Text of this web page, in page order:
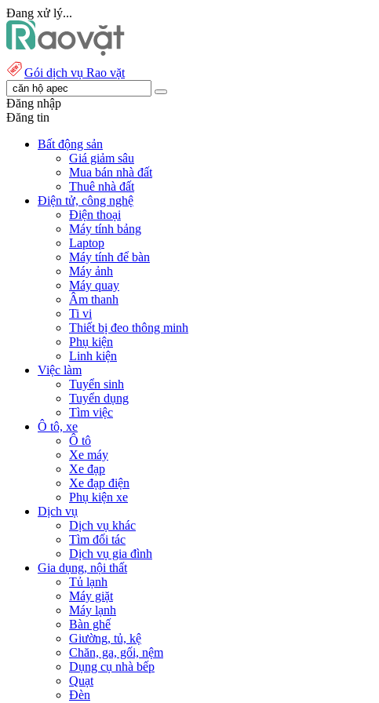
Đang xử lý...
Gói dịch vụ Rao vặt
Đăng nhập
Đăng tin
Bất động sản
Giá giảm sâu
Mua bán nhà đất
Thuê nhà đất
Điện tử, công nghệ
Điện thoại
Máy tính bảng
Laptop
Máy tính để bàn
Máy ảnh
Máy quay
Âm thanh
Ti vi
Thiết bị đeo thông minh
Phụ kiện
Linh kiện
Việc làm
Tuyển sinh
Tuyển dụng
Tìm việc
Ô tô, xe
Ô tô
Xe máy
Xe đạp
Xe đạp điện
Phụ kiện xe
Dịch vụ
Dịch vụ khác
Tìm đối tác
Dịch vụ gia đình
Gia dụng, nội thất
Tủ lạnh
Máy giặt
Máy lạnh
Bàn ghế
Giường, tủ, kệ
Chăn, ga, gối, nệm
Dụng cụ nhà bếp
Quạt
Đèn